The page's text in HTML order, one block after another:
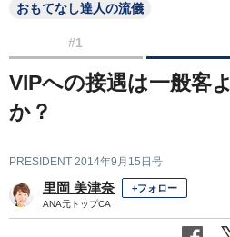
おもてなし達人の流儀
#1
VIPへの接遇は一般客
か？
PRESIDENT 2014年9月15日号
里岡 美津奈 +フォロー
ANA元トップCA